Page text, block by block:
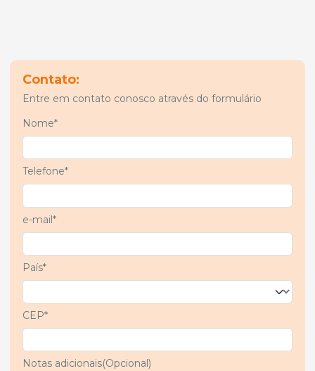
Contato:
Entre em contato conosco através do formulário
Nome*
Telefone*
e-mail*
País*
CEP*
Notas adicionais(Opcional)